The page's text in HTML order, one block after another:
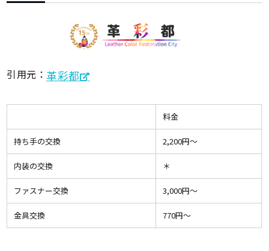
引用元： 革彩都
料金
持ち手の交換 2,200円〜
内装の交換 ＊
ファスナー交換 3,000円〜
金具交換 770円〜